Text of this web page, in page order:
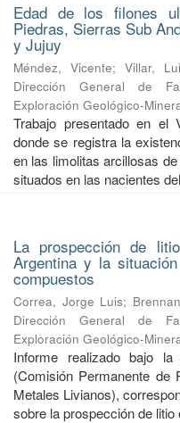
Edad de los filones
Piedras, Sierras Sub
y Jujuy
Méndez, Vicente;Villar,
Dirección General de
Exploración Geológico-
Trabajo presentado en el
donde se registra la
en las limolitas arcillosas
situados en las nacientes
La prospección de
Argentina y la
compuestos
Correa, Jorge Luis;
Dirección General de
Exploración Geológico-
Informe realizado bajo la
(Comisión Permanente de
Metales Livianos),
sobre la prospección de litio